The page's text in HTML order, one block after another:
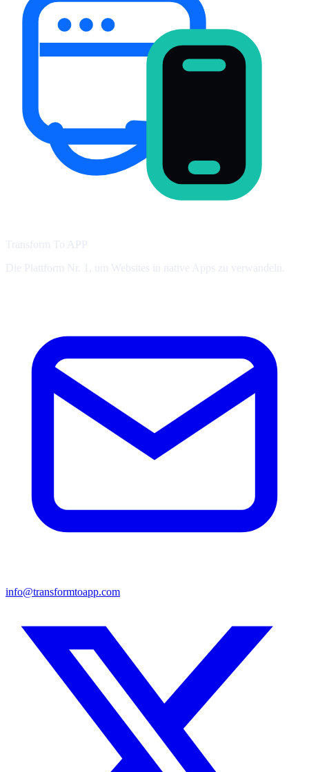
Transform To APP
Die Plattform Nr. 1, um Websites in native Apps zu verwandeln.
info@transformtoapp.com